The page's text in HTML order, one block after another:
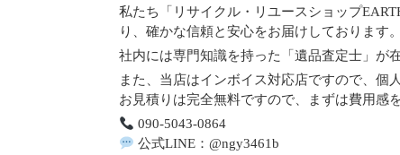
私たち「リサイクル・リユースショップ
り、確かな信頼と安心をお届けしております。
社内には専門知識を持った「遺品査定士」が
また、当店はインボイス対応店ですので、個
お見積りは完全無料ですので、まずは費用感
090-5043-0864
公式LINE：@ngy3461b